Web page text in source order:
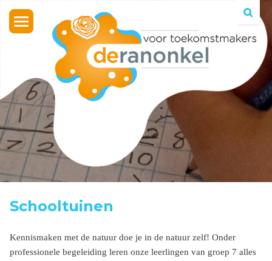
Toggle
navigation
Schooltuinen
Kennismaken met de natuur doe je in de natuur zelf! Onder
professionele begeleiding leren onze leerlingen van groep 7 alles